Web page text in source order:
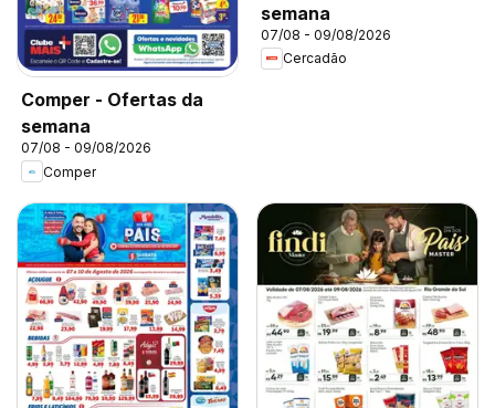
Comper - Ofertas da
semana
07/08 - 09/08/2026
Comper
semana
07/08 - 09/08/2026
Cercadão